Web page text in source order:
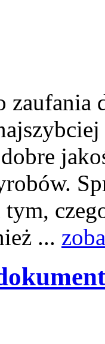
...